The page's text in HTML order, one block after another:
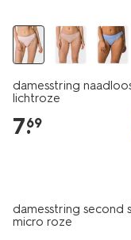
damesstring
lichtroze
7.
69
damesstring second
micro roze